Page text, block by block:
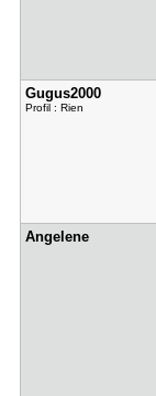
Gugus2000
Profil : Rien
Angelene